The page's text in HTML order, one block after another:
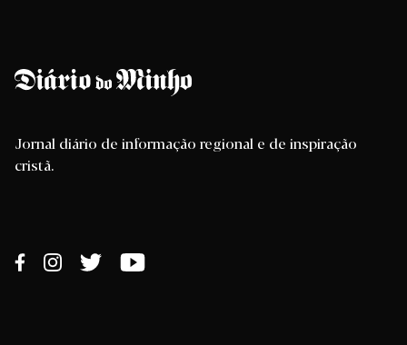
Jornal diário de informação regional e de inspiração
cristã.